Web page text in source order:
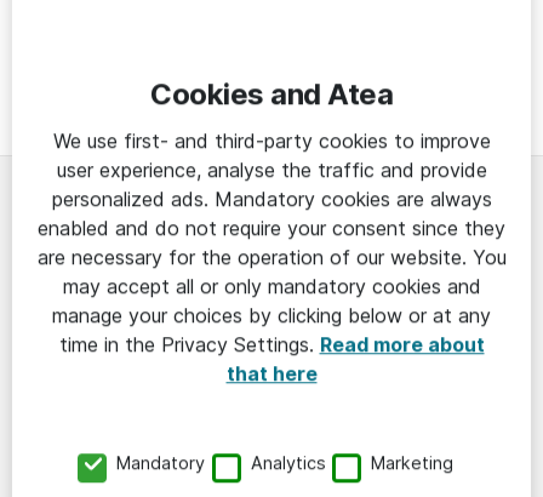
Om
I Sverige är vi ca 2 700 medarbetare på ett
trettiotal orter från Malmö i söder till Kiruna i
norr. Omkring 1 000 av oss är konsulter.
Cookies and Atea
We use first- and third-party cookies to improve
user experience, analyse the traffic and provide
personalized ads. Mandatory cookies are always
enabled and do not require your consent since they
are necessary for the operation of our website. You
may accept all or only mandatory cookies and
manage your choices by clicking below or at any
time in the Privacy Settings. Read more about
that here
Mandatory Analytics Marketing